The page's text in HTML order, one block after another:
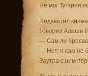
Не мог Тугарин
Подхватил
Говорил Алеше
— Сам ли
— Нет, я сам не
Заутра с ним